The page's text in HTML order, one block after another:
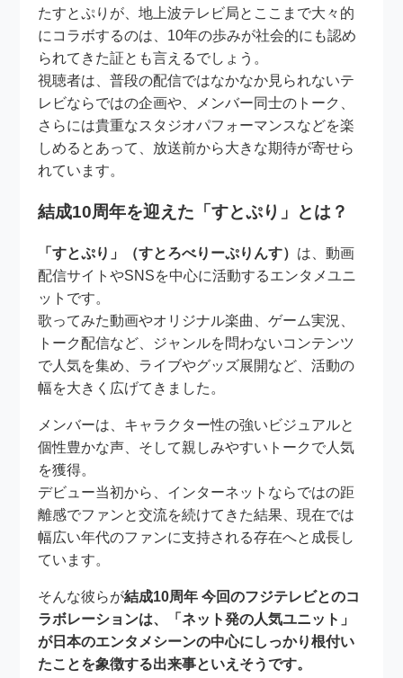
たすとぷりが、地上波テレビ局とここまで大々的
にコラボするのは、10年の歩みが社会的にも認め
られてきた証とも言えるでしょう。
視聴者は、普段の配信ではなかなか見られないテ
レビならではの企画や、メンバー同士のトーク、
さらには貴重なスタジオパフォーマンスなどを楽
しめるとあって、放送前から大きな期待が寄せら
れています。
結成10周年を迎えた「すとぷり」とは？
「すとぷり」（すとろべりーぷりんす） は、動画
配信サイトやSNSを中心に活動するエンタメユニ
ットです。
歌ってみた動画やオリジナル楽曲、ゲーム実況、
トーク配信など、ジャンルを問わないコンテンツ
で人気を集め、ライブやグッズ展開など、活動の
幅を大きく広げてきました。
メンバーは、キャラクター性の強いビジュアルと
個性豊かな声、そして親しみやすいトークで人気
を獲得。
デビュー当初から、インターネットならではの距
離感でファンと交流を続けてきた結果、現在では
幅広い年代のファンに支持される存在へと成長し
ています。
そんな彼らが結成10周年 今回のフジテレビとのコ
ラボレーションは、「ネット発の人気ユニット」
が日本のエンタメシーンの中心にしっかり根付い
たことを象徴する出来事といえそうです。